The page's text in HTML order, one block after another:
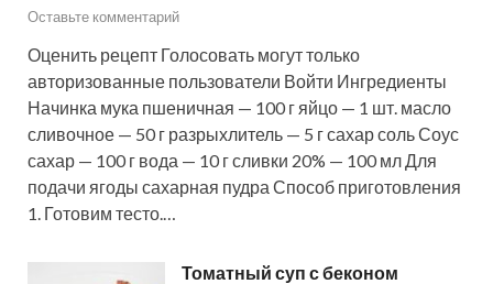
Оставьте комментарий
Оценить рецепт Голосовать могут только
авторизованные пользователи Войти Ингредиенты
Начинка мука пшеничная — 100 г яйцо — 1 шт. масло
сливочное — 50 г разрыхлитель — 5 г сахар соль Соус
сахар — 100 г вода — 10 г сливки 20% — 100 мл Для
подачи ягоды сахарная пудра Способ приготовления
1. Готовим тесто.…
Томатный суп с беконом